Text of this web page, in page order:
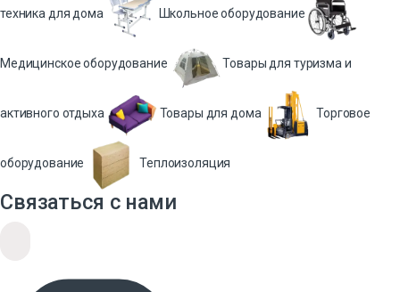
техника для дома Школьное оборудование
Медицинское оборудование Товары для туризма и
активного отдыха Товары для дома Торговое
оборудование Теплоизоляция
Связаться с нами